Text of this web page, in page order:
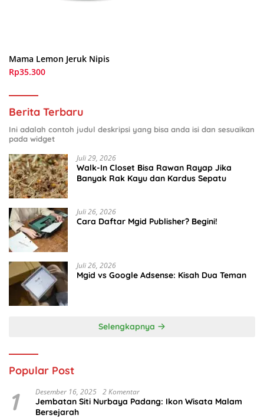
Mama Lemon Jeruk Nipis
Rp35.300
Berita Terbaru
Ini adalah contoh judul deskripsi yang bisa anda isi dan sesuaikan
pada widget
Juli 29, 2026
Walk-In Closet Bisa Rawan Rayap Jika
Banyak Rak Kayu dan Kardus Sepatu
Juli 26, 2026
Cara Daftar Mgid Publisher? Begini!
Juli 26, 2026
Mgid vs Google Adsense: Kisah Dua Teman
Selengkapnya
Popular Post
1 Desember 16, 2025 2 Komentar
Jembatan Siti Nurbaya Padang: Ikon Wisata Malam
Bersejarah